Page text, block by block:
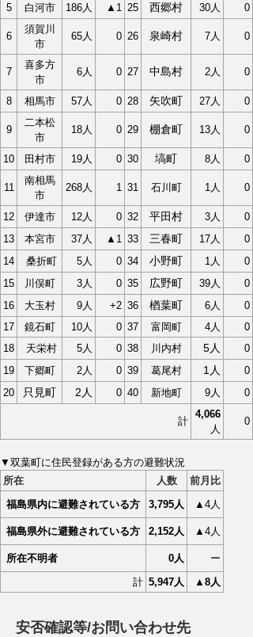
5 白河市 186人 ▲1 25 西郷村 30人 0
6
須賀川
市
65人 0 26 泉崎村 7人 0
7
喜多方
市
6人 0 27 中島村 2人 0
8 相馬市 57人 0 28 矢吹町 27人 0
9
二本松
市
18人 0 29 棚倉町 13人 0
10 田村市 19人 0 30 塙町 8人 0
11
南相馬
市
268人 1 31 石川町 1人 0
12 伊達市 12人 0 32 平田村 3人
0
13
本宮市 37人 ▲1 33 三春町 17人
0
14
桑折町 5人 0 34 小野町 1人
0
15
川俣町 3人 0 35 広野町 39人
0
16
大玉村 9人 +2 36 楢葉町 6人
0
17
鏡石町 10人 0 37 富岡町 4人
0
18
天栄村 5人 0 38 川内村 5人
0
19
下郷町 2人 0 39 葛尾村 1人
0
20
只見町 2人 0 40 新地町 9人 0
計
4,066
人
0
▼双葉町に住民登録がある方の避難状況
所在
人数
前月比
福島県内に避難されている方
3,795人 ▲4人
福島県外に避難されている方 2,152人 ▲4人
所在不明者 0人
ー
計 5,947人 ▲8人
安否確認等/お問い合わせ先